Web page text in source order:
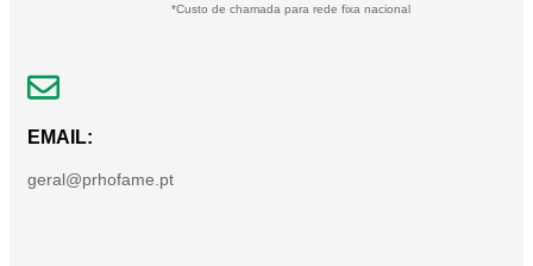
*Custo de chamada para rede fixa nacional
EMAIL:
geral@prhofame.pt